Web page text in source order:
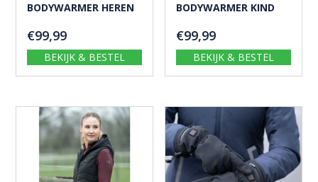
BODYWARMER HEREN
€99,99
BEKIJK & BESTEL
BODYWARMER KIND
€99,99
BEKIJK & BESTEL